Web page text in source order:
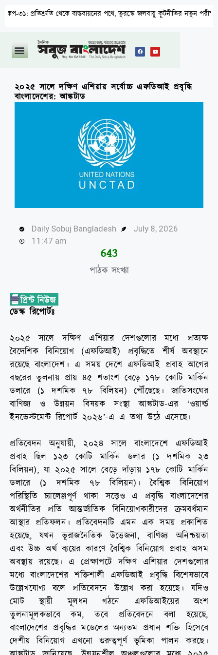
থেকে বাস্তবায়নের পথে, তুরস্কে জলবায়ু কূটনীতির নতুন পরীক্ষা
২০২৫ সালে দক্ষিণ এশিয়ায় সর্বোচ্চ এফডিআই প্রবৃদ্ধি
বাংলাদেশের: আঙ্কটাড
Daily Sobuj Bangladesh
July 8, 2026
11:47 am
পাঠক সংখ্যা
645
ডেস্ক রিপোর্টঃ
২০২৫ সালে দক্ষিণ এশিয়ার দেশগুলোর মধ্যে প্রত্যক্ষ
বৈদেশিক বিনিয়োগ (এফডিআই) প্রবৃদ্ধিতে শীর্ষ অবস্থানে
রয়েছে বাংলাদেশ। এ সময় দেশে এফডিআই প্রবাহ আগের
বছরের তুলনায় প্রায় ৪৫ শতাংশ বেড়ে ১৭৮ কোটি মার্কিন
ডলারে (১ দশমিক ৭৮ বিলিয়ন) পৌঁছেছে। জাতিসংঘের
বাণিজ্য ও উন্নয়ন বিষয়ক সংস্থা আঙ্কটাড-এর ‘ওয়ার্ল্ড
ইনভেস্টমেন্ট রিপোর্ট ২০২৬’-এ এ তথ্য উঠে এসেছে।
প্রতিবেদন অনুযায়ী, ২০২৪ সালে বাংলাদেশে এফডিআই
প্রবাহ ছিল ১২৩ কোটি মার্কিন ডলার (১ দশমিক ২৩
বিলিয়ন), যা ২০২৫ সালে বেড়ে দাঁড়ায় ১৭৮ কোটি মার্কিন
ডলারে (১ দশমিক ৭৮ বিলিয়ন)। বৈশ্বিক বিনিয়োগ
পরিস্থিতি চ্যালেঞ্জপূর্ণ থাকা সত্ত্বেও এ প্রবৃদ্ধি বাংলাদেশের
অর্থনীতির প্রতি আন্তর্জাতিক বিনিয়োগকারীদের ক্রমবর্ধমান
আস্থার প্রতিফলন। প্রতিবেদনটি এমন এক সময় প্রকাশিত
হয়েছে, যখন ভূরাজনৈতিক উত্তেজনা, বাণিজ্য অনিশ্চয়তা
এবং উচ্চ অর্থ ব্যয়ের কারণে বৈশ্বিক বিনিয়োগ প্রবাহ অসম
অবস্থায় রয়েছে। এ প্রেক্ষাপটে দক্ষিণ এশিয়ার দেশগুলোর
মধ্যে বাংলাদেশের শক্তিশালী এফডিআই প্রবৃদ্ধি বিশেষভাবে
উল্লেখযোগ্য বলে প্রতিবেদনে উল্লেখ করা হয়েছে। যদিও
মোট স্থায়ী মূলধন গঠনে এফডিআইয়ের অংশ
তুলনামূলকভাবে কম, তবে প্রতিবেদনে বলা হয়েছে,
বাংলাদেশের প্রবৃদ্ধির মডেলের অন্যতম প্রধান শক্তি হিসেবে
দেশীয় বিনিয়োগ এখনো গুরুত্বপূর্ণ ভূমিকা পালন করছে।